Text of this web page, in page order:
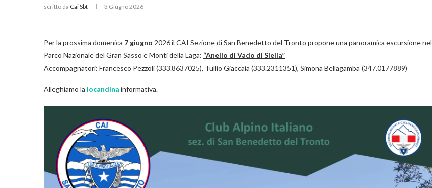
scritto da Cai Sbt 3 Giugno 2026
Per la prossima domenica 7 giugno 2026 il CAI Sezione di San Benedetto del Tronto propone una panoramica escursione nel
Parco Nazionale del Gran Sasso e Monti della Laga: “Anello di Vado di Siella”
Accompagnatori: Francesco Pezzoli (333.8637025), Tullio Giaccaia (333.2311351), Simona Bellagamba (347.0177889)
Alleghiamo la locandina informativa.